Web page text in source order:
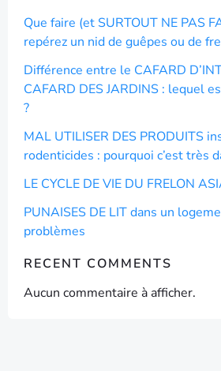
Que faire (et SURTOUT NE PAS
repérez un nid de guêpes ou de
Différence entre le CAFARD
CAFARD DES JARDINS : lequel
?
MAL UTILISER DES PRODUITS
rodenticides : pourquoi c’est très
LE CYCLE DE VIE DU FRELON
PUNAISES DE LIT dans un
problèmes
RECENT COMMENTS
Aucun commentaire à afficher.